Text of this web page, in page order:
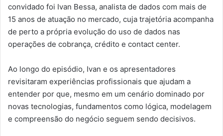
convidado foi Ivan Bessa, analista de dados com mais de
15 anos de atuação no mercado, cuja trajetória acompanha
de perto a própria evolução do uso de dados nas
operações de cobrança, crédito e contact center.
Ao longo do episódio, Ivan e os apresentadores
revisitaram experiências profissionais que ajudam a
entender por que, mesmo em um cenário dominado por
novas tecnologias, fundamentos como lógica, modelagem
e compreensão do negócio seguem sendo decisivos.